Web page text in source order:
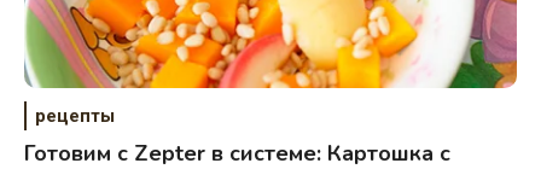
рецепты
Готовим с Zepter в системе: Картошка с